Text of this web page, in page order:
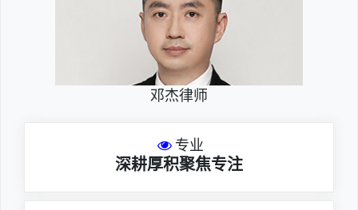
邓杰律师
专业
深耕厚积聚焦专注